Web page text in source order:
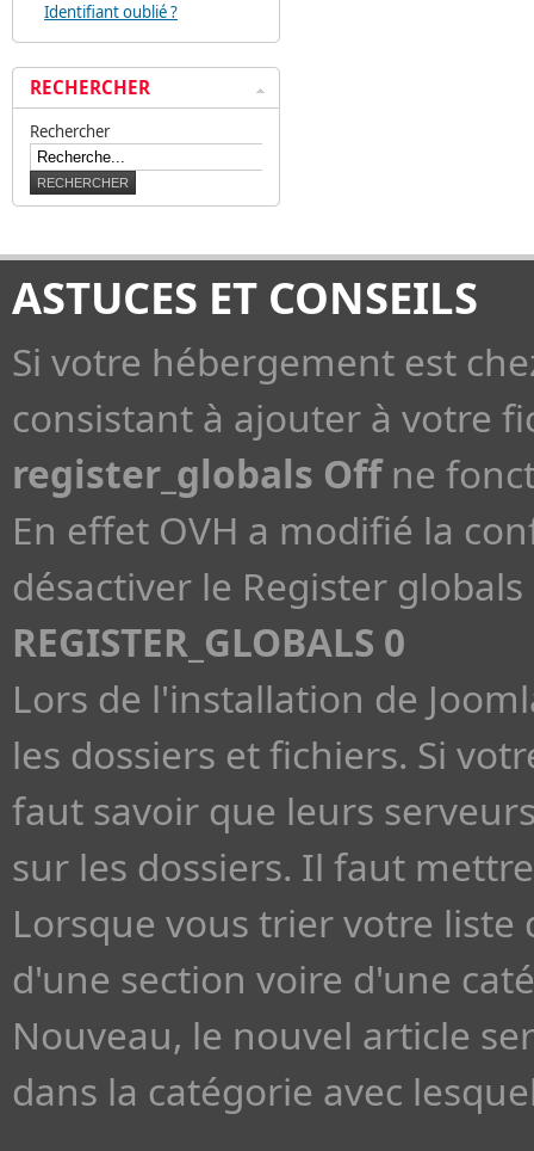
Identifiant oublié ?
RECHERCHER
Rechercher
ASTUCES ET CONSEILS
Si votre hébergement est
consistant à ajouter à votre
register_globals Offne
En effet OVH a modifié la
désactiver le Register
REGISTER_GLOBALS 0
Lors de l'installation de
les dossiers et fichiers. Si
faut savoir que leurs
sur les dossiers. Il faut
Lorsque vous trier votre
d'une section voire d'une
Nouveau, le nouvel article
dans la catégorie avec